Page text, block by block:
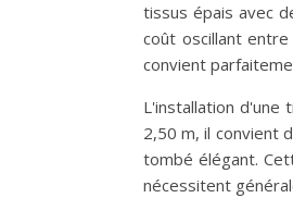
tissus épais avec
coût oscillant
convient
L'installation d'une
2,50 m, il convient
tombé élégant.
nécessitent